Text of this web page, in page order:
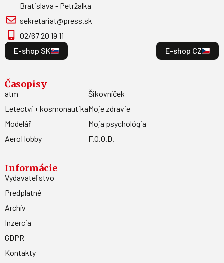
Bratislava - Petržalka
sekretariat@press.sk
02/67 20 19 11
E-shop SK
E-shop CZ
Časopisy
atm
Letectví + kosmonautika
Modelář
AeroHobby
Šikovníček
Moje zdravie
Moja psychológia
F.O.O.D.
Informácie
Vydavateľstvo
Predplatné
Archív
Inzercia
GDPR
Kontakty